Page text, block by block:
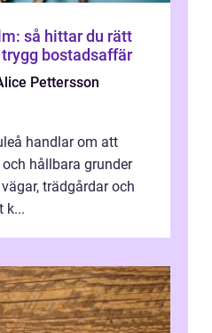
så hittar du rätt
bostadsaffär
Pettersson
handlar om att
hållbara grunder
trädgårdar och
k...